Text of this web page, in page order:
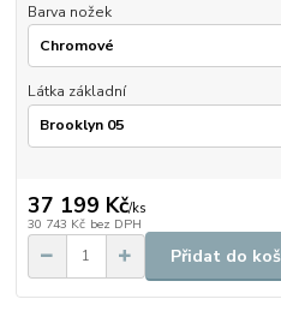
Barva nožek
Látka základní
37 199 Kč/ks
30 743 Kč bez DPH
Přidat do